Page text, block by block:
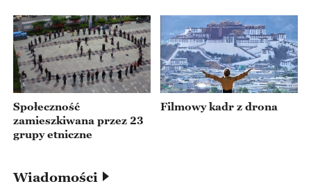
Społeczność
zamieszkiwana przez 23
grupy etniczne
Filmowy kadr z drona
Wiadomości